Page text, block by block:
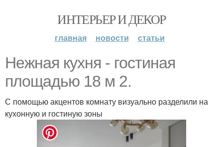
ИНТЕРЬЕР И ДЕКОР
главная новости статьи
Нежная кухня - гостиная
площадью 18 м 2.
С помощью акцентов комнату визуально разделили на
кухонную и гостиную зоны